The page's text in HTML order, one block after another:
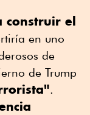
construir el
en uno
de
de Trump
.